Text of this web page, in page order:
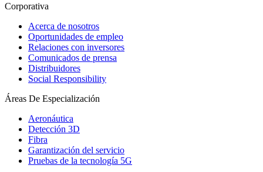
Corporativa
Acerca de nosotros
Oportunidades de empleo
Relaciones con inversores
Comunicados de prensa
Distribuidores
Social Responsibility
Áreas De Especialización
Aeronáutica
Detección 3D
Fibra
Garantización del servicio
Pruebas de la tecnología 5G